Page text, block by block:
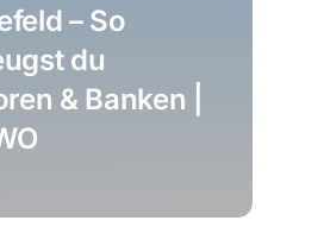
– So
du
& Banken |